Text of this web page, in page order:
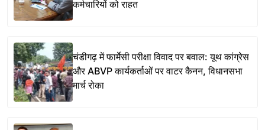
कर्मचारियों को राहत
चंडीगढ़ में फार्मेसी परीक्षा विवाद पर बवाल: यूथ कांग्रेस
और ABVP कार्यकर्ताओं पर वाटर कैनन, विधानसभा
मार्च रोका